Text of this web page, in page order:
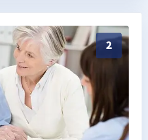
2
(Landkreis Zwickau) –